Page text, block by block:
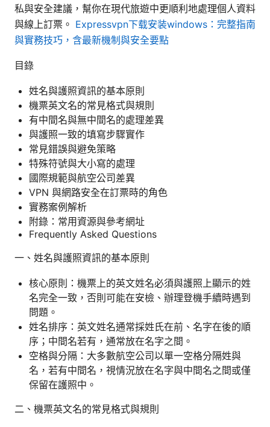
私與安全建議，幫你在現代旅遊中更順利地處理個人資料
與線上訂票。 Expressvpn下载安装windows：完整指南
與實務技巧，含最新機制與安全要點
目錄
姓名與護照資訊的基本原則
機票英文名的常見格式與規則
有中間名與無中間名的處理差異
與護照一致的填寫步驟實作
常見錯誤與避免策略
特殊符號與大小寫的處理
國際規範與航空公司差異
VPN 與網路安全在訂票時的角色
實務案例解析
附錄：常用資源與參考網址
Frequently Asked Questions
一、姓名與護照資訊的基本原則
核心原則：機票上的英文姓名必須與護照上顯示的姓
名完全一致，否則可能在安檢、辦理登機手續時遇到
問題。
姓名排序：英文姓名通常採姓氏在前、名字在後的順
序；中間名若有，通常放在名字之間。
空格與分隔：大多數航空公司以單一空格分隔姓與
名，若有中間名，視情況放在名字與中間名之間或僅
保留在護照中。
二、機票英文名的常見格式與規則